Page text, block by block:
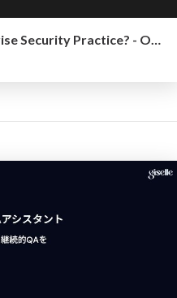
Perfect Enterprise Security Practice? - OKINAWA